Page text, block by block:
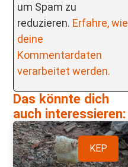
um Spam zu
reduzieren. Erfahre, wie
deine
Kommentardaten
verarbeitet werden.
Das könnte dich
auch interessieren:
KEP